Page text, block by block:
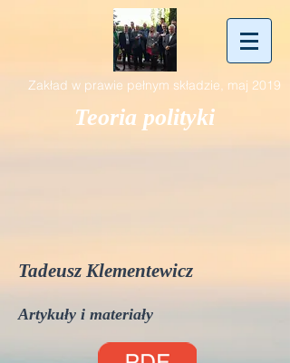
Zakład w prawie pełnym składzie, maj 2019
Teoria polityki
Tadeusz Klementewicz
Artykuły i materiały